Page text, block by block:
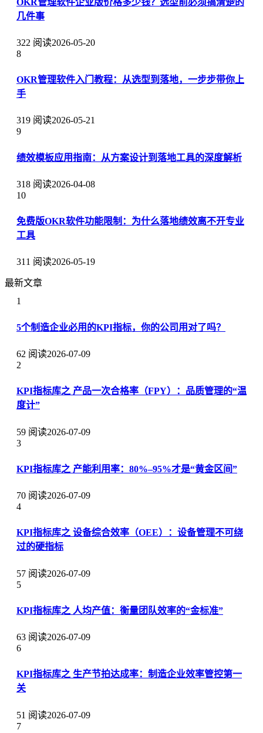
几件事
322 阅读2026-05-20
8
OKR管理软件入门教程：从选型到落地，一步步带你上
手
319 阅读2026-05-21
9
绩效模板应用指南：从方案设计到落地工具的深度解析
318 阅读2026-04-08
10
免费版OKR软件功能限制：为什么落地绩效离不开专业
工具
311 阅读2026-05-19
最新文章
1
5个制造企业必用的KPI指标，你的公司用对了吗？
62 阅读2026-07-09
2
KPI指标库之 产品一次合格率（FPY）：品质管理的“温
度计”
59 阅读2026-07-09
3
KPI指标库之 产能利用率：80%–95%才是“黄金区间”
70 阅读2026-07-09
4
KPI指标库之 设备综合效率（OEE）：设备管理不可绕
过的硬指标
57 阅读2026-07-09
5
KPI指标库之 人均产值：衡量团队效率的“金标准”
63 阅读2026-07-09
6
KPI指标库之 生产节拍达成率：制造企业效率管控第一
关
51 阅读2026-07-09
7